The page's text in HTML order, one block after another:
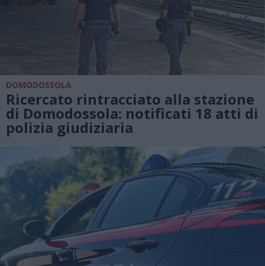
DOMODOSSOLA
Ricercato rintracciato alla stazione
di Domodossola: notificati 18 atti di
polizia giudiziaria